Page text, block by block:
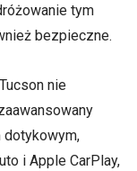
tym
bezpieczne.
nie
dotykowym,
i Apple CarPlay,